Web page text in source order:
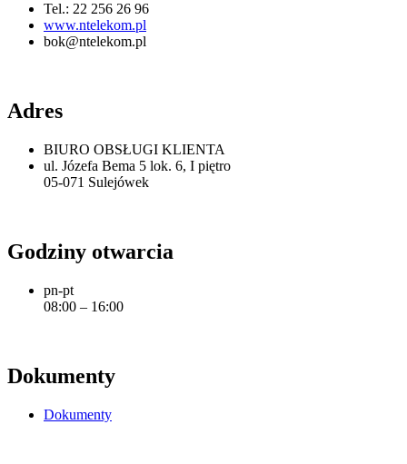
Tel.: 22 256 26 96
www.ntelekom.pl
bok@ntelekom.pl
Adres
BIURO OBSŁUGI KLIENTA
ul. Józefa Bema 5 lok. 6, I piętro
05-071 Sulejówek
Godziny otwarcia
pn-pt
08:00 – 16:00
Dokumenty
Dokumenty